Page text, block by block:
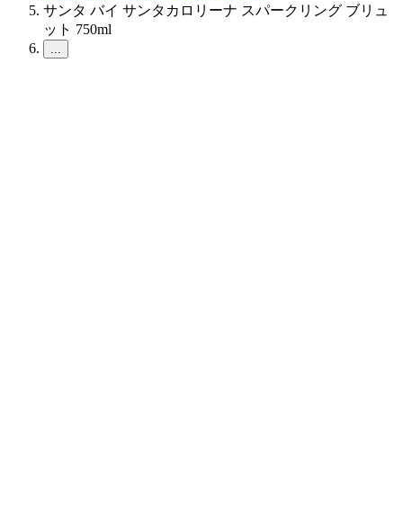
サンタ バイ サンタカロリーナ スパークリング ブリュ
ット 750ml
...